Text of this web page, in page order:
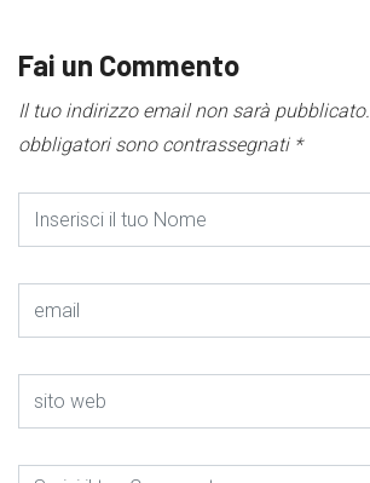
Fai un Commento
Il tuo indirizzo email non sarà pubblicato.
obbligatori sono contrassegnati *